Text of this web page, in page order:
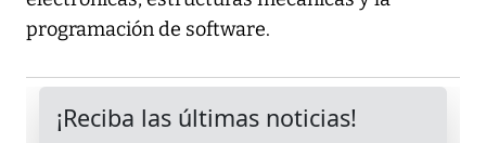
programación de software.